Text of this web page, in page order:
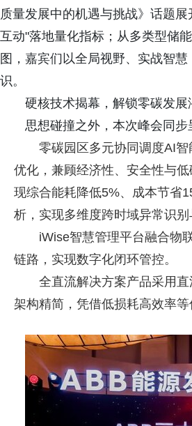
质量发展中的机遇与挑战》话题
互动"落地量化指标；从多类型储
图，嘉宾们以全局视野、实战智
识。
硬核技术揭幕，解锁零碳发展
思想碰撞之外，本次峰会同
零碳园区多元协同调度AI
优化，兼顾经济性、安全性与
现综合能耗降低5%、成本节省
析，实现多维度跨时域异常识
iWise智慧管理平台融合物
链路，实现数字化闭环管控。
全直流解决方案产品采用
架构精简，凭借低损耗高效率